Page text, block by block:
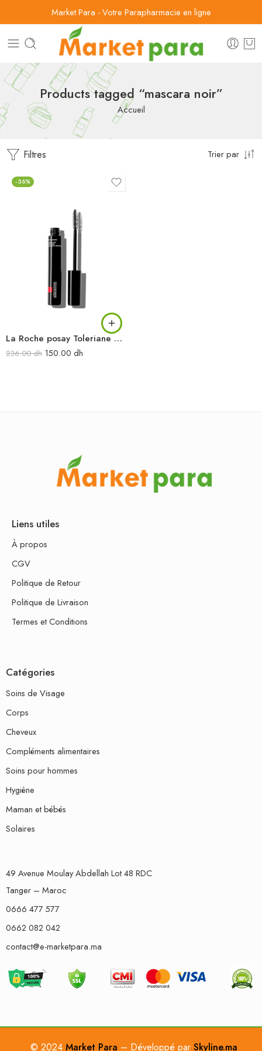
Market Para - Votre Parapharmacie en ligne
Products tagged “mascara noir”
Accueil
Filtres Trier par
-36%
La Roche posay Toleriane Mascara Waterproof
236.00dh 150.00 dh
Liens utiles
À propos
CGV
Politique de Retour
Politique de Livraison
Termes et Conditions
Catégories
Soins de Visage
Corps
Cheveux
Compléments alimentaires
Soins pour hommes
Hygiène
Maman et bébés
Solaires
49 Avenue Moulay Abdellah Lot 48 RDC
Tanger – Maroc
0666 477 577
0662 082 042
contact@e-marketpara.ma
© 2024 Market Para – Développé par Skyline.ma